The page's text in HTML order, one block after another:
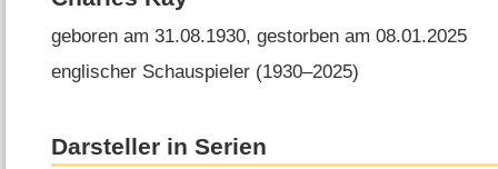
geboren am 31.08.1930, gestorben am 08.01.2025
englischer Schauspieler (1930⁠–⁠2025)
Darsteller in Serien